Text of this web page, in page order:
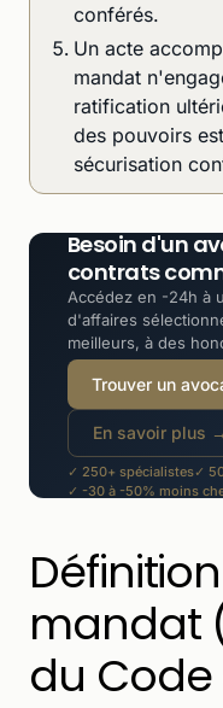
conférés.
Un acte
mandat
ratification
des pouvoirs
sécurisation
Besoin d'un
contrats
Accédez en -24h à
d'affaires
meilleurs, à des
Trouver un
En savoir plus →
✓ 250+ spécialistes✓
✓ -30 à -50% moins
mandat
du Code